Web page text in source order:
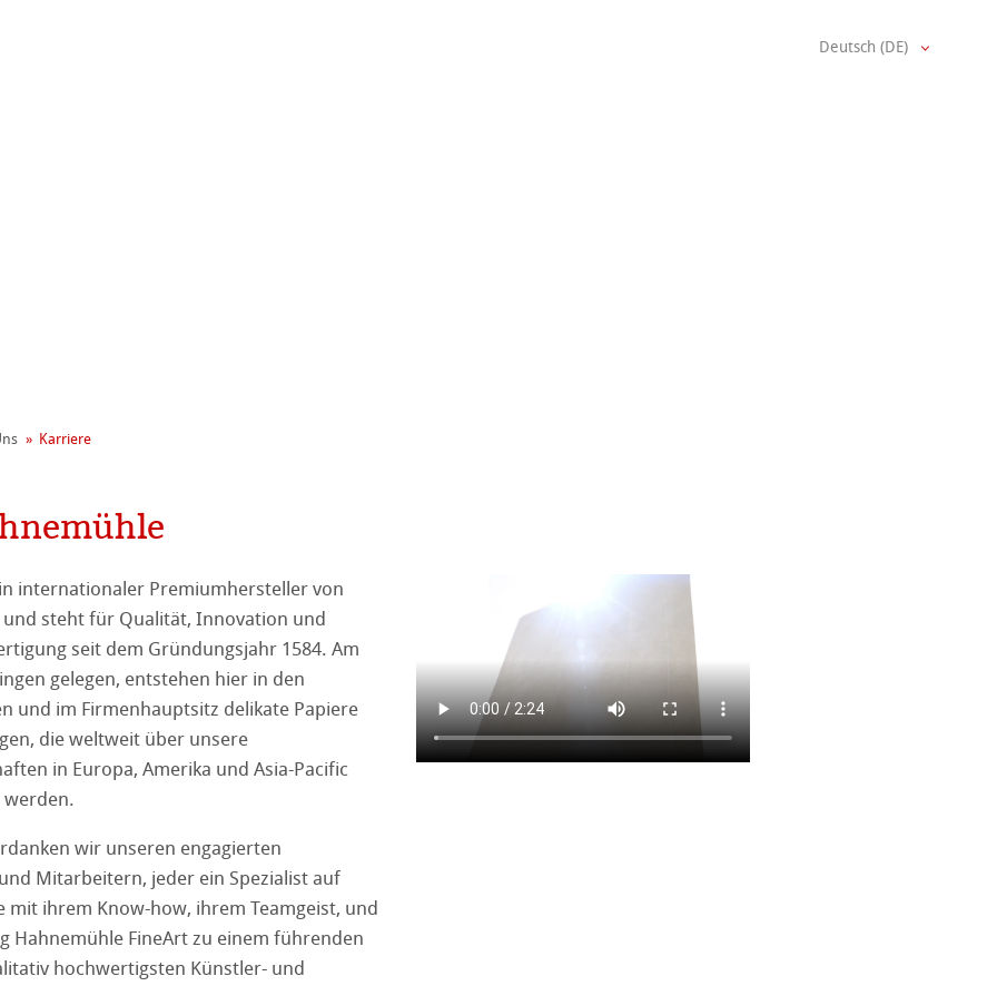
Rooster
Program
Albums
Album
Deutsch (DE)
Karriere
internationaler Premiumhersteller von
steht für Qualität, Innovation und
seit dem Gründungsjahr 1584. Am
gelegen, entstehen hier in den
und im Firmenhauptsitz delikate Papiere
die weltweit über unsere
in Europa, Amerika und Asia-Pacific
werden.
wir unseren engagierten
Mitarbeitern, jeder ein Spezialist auf
mit ihrem Know-how, ihrem Teamgeist, und
Hahnemühle FineArt zu einem führenden
hochwertigsten Künstler- und